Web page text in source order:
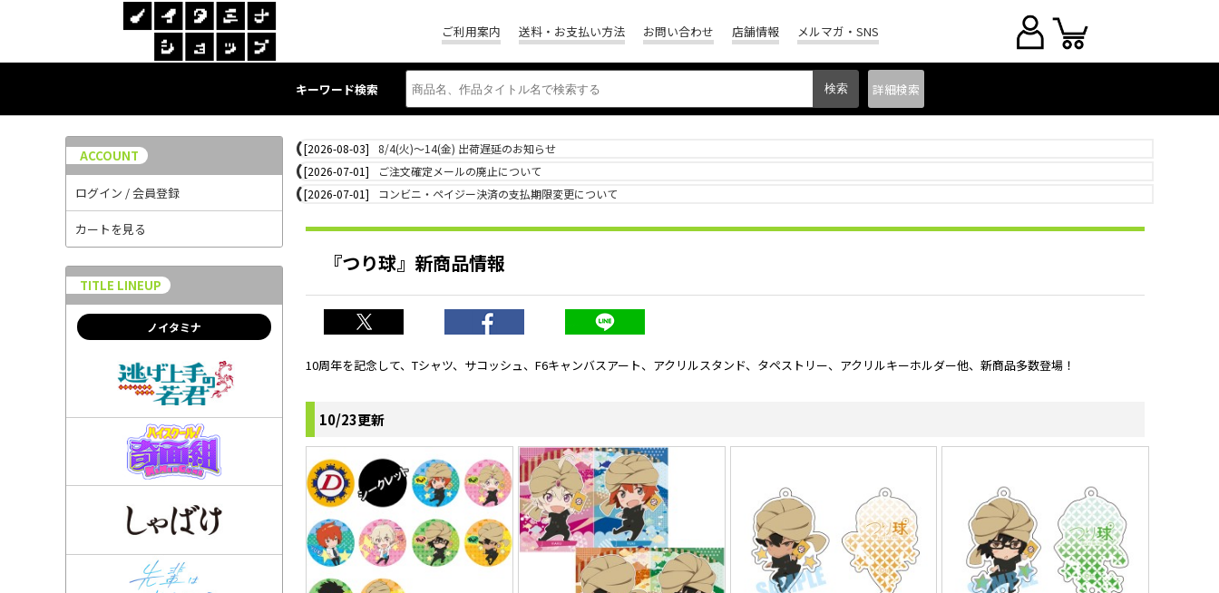
ご利用案内 送料・お支払い方法 お問い合わせ 店舗情報 メルマガ・SNS
キーワード検索 詳細検索
ACCOUNT
ログイン / 会員登録
カートを見る
TITLE LINEUP
ノイタミナ
[2026-08-03]
8/4(火)～14(金) 出荷遅延のお知らせ
[2026-07-01]
ご注文確定メールの廃止について
[2026-07-01]
コンビニ・ペイジー決済の支払期限変更について
『つり球』新商品情報
10周年を記念して、Tシャツ、サコッシュ、F6キャンバスアート、アクリルスタンド、タペストリー、アクリルキーホルダー他、新商品多数登場！
10/23更新